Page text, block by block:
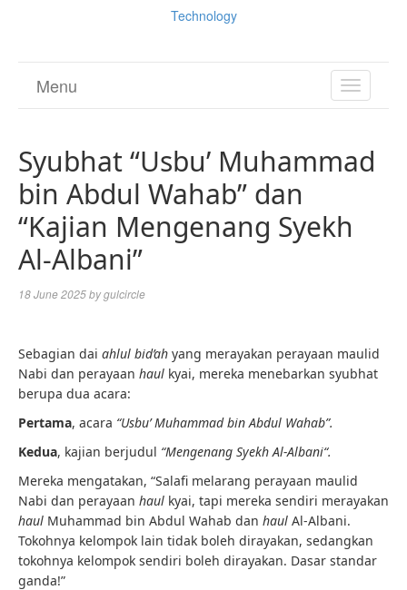
Technology
TOGGLE
Menu
Syubhat “Usbu’ Muhammad
bin Abdul Wahab” dan
“Kajian Mengenang Syekh
Al-Albani”
18 June 2025bygulcircle
Sebagian dai ahlul bid’ah yang merayakan perayaan maulid
Nabi dan perayaan haul kyai, mereka menebarkan syubhat
berupa dua acara:
Pertama, acara “Usbu’ Muhammad bin Abdul Wahab”.
Kedua, kajian berjudul “Mengenang Syekh Al-Albani“.
Mereka mengatakan, “Salafi melarang perayaan maulid
Nabi dan perayaan haul kyai, tapi mereka sendiri merayakan
haul Muhammad bin Abdul Wahab dan haul Al-Albani.
Tokohnya kelompok lain tidak boleh dirayakan, sedangkan
tokohnya kelompok sendiri boleh dirayakan. Dasar standar
ganda!”